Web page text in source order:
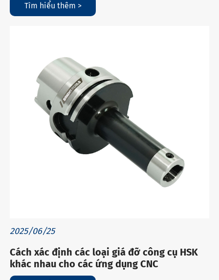
Tìm hiểu thêm >
2025/06/25
Cách xác định các loại giá đỡ công cụ HSK
khác nhau cho các ứng dụng CNC